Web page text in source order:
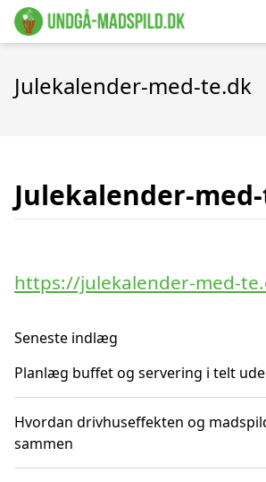
Julekalender-med-te.dk
Julekalender-
https://julekalender-med-
Seneste indlæg
Planlæg buffet og servering i telt
Hvordan drivhuseffekten og
sammen